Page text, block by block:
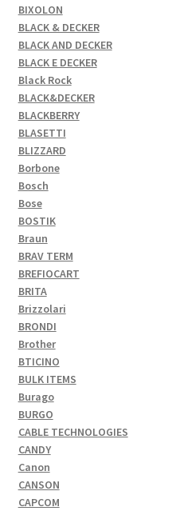
BIXOLON
BLACK & DECKER
BLACK AND DECKER
BLACK E DECKER
Black Rock
BLACK&DECKER
BLACKBERRY
BLASETTI
BLIZZARD
Borbone
Bosch
Bose
BOSTIK
Braun
BRAV TERM
BREFIOCART
BRITA
Brizzolari
BRONDI
Brother
BTICINO
BULK ITEMS
Burago
BURGO
CABLE TECHNOLOGIES
CANDY
Canon
CANSON
CAPCOM